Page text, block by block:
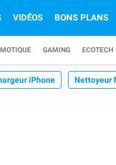
VIDÉOS BONS PLANS
GAMING ECOTECH
iPhone Nettoyeur